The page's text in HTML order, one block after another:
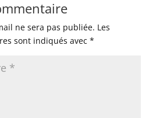
ne sera pas publiée. Les
sont indiqués avec *